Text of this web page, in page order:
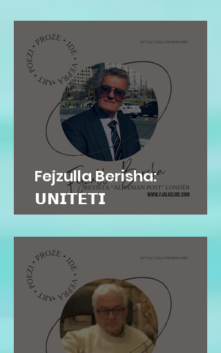
Adem Jashari dhe...
Fejzulla Berisha:
𝗨𝗡𝗜𝗧𝗘𝗧𝗜
𝗜𝗡𝗦𝗧𝗜𝗧𝗨𝗖𝗜𝗢𝗡𝗔𝗟...